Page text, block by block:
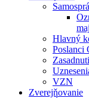
Hlavný
Poslanci
VZN
Zverejňovanie